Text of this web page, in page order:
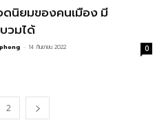
ดนิยมของคนเมือง มี
วมได้
- 14 กันยายน 2022 0
2